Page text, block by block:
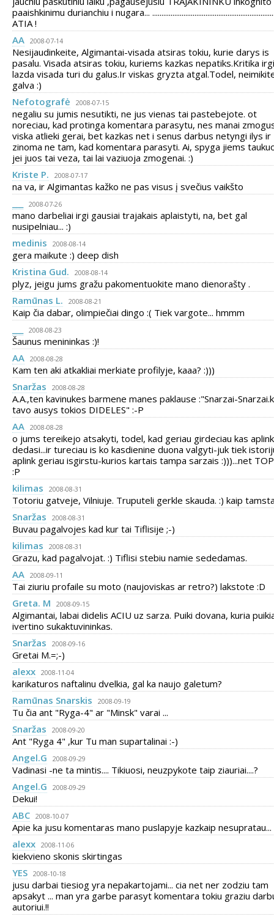
paaishkinimu durianchiu i nugara...
ATIA !
AA 2008-07-14
Nesijaudinkeite, Algimantai-visada atsiras tokiu, kurie darys is
pasalu. Visada atsiras tokiu, kuriems kazkas nepatiks.Kritika
lazda visada turi du galus.Ir viskas gryzta atgal.Todel,
galva :)
Nefotografė
2008-07-15
negaliu su jumis nesutikti, ne jus vienas tai pastebejote. ot
noreciau, kad protinga komentara parasytu, nes manai
viska atlieki gerai, bet kazkas net i senus darbus netyngi ilys ir
zinoma ne tam, kad komentara parasyti. Ai, spyga jiems
jei juos tai veza, tai lai vaziuoja zmogenai. :)
Kriste P.
2008-07-17
na va, ir Algimantas kažko ne pas visus į svečius vaikšto
2008-07-26
mano darbeliai irgi gausiai trajakais aplaistyti, na, bet gal
nusipelniau... :)
medinis
2008-08-14
gera maikute :) deep dish
Kristina Gud.
2008-08-14
plyz, jeigu jums gražu pakomentuokite mano dienorašty .
Ramūnas L.
2008-08-21
Kaip čia dabar, olimpiečiai dingo :( Tiek vargote... hmmm
2008-08-23
Šaunus menininkas :)!
AA 2008-08-28
Kam ten aki atkakliai merkiate profilyje, kaaa? :)))
Snaržas
2008-08-28
A.A.,ten kavinukes barmene manes paklause :"Snarzai-
tavo ausys tokios DIDELES" :-P
AA 2008-08-28
o jums tereikejo atsakyti, todel, kad geriau girdeciau kas aplink
dedasi...ir tureciau is ko kasdienine duona valgyti-juk tiek
aplink geriau isgirstu-kurios kartais tampa sarzais :)))...net
:P
kilimas
2008-08-31
Totoriu gatveje, Vilniuje. Truputeli gerkle skauda. :) kaip
Snaržas
2008-08-31
Buvau pagalvojes kad kur tai Tiflisije ;-)
kilimas
2008-08-31
Grazu, kad pagalvojat. :) Tiflisi stebiu namie sededamas.
AA 2008-09-11
Tai ziuriu profaile su moto (naujoviskas ar retro?) lakstote :D
Greta. M
2008-09-15
Algimantai, labai didelis ACIU uz sarza. Puiki dovana, kuria
ivertino sukaktuvininkas.
Snaržas
2008-09-16
Gretai M.=;-)
alexx 2008-11-04
karikaturos naftalinu dvelkia, gal ka naujo galetum?
Ramūnas Snarskis
2008-09-19
Tu čia ant "Ryga-4" ar "Minsk" varai ...
Snaržas
2008-09-20
Ant "Ryga 4" ,kur Tu man supartalinai :-)
Angel.G
2008-09-29
Vadinasi -ne ta mintis.... Tikiuosi, neuzpykote taip ziauriai....?
Angel.G
2008-09-29
Dekui!
ABC 2008-10-07
Apie ka jusu komentaras mano puslapyje kazkaip nesupratau...
alexx 2008-11-06
kiekvieno skonis skirtingas
YES 2008-10-18
jusu darbai tiesiog yra nepakartojami... cia net ner zodziu tam
apsakyt ... man yra garbe parasyt komentara tokiu graziu
autoriui.!!